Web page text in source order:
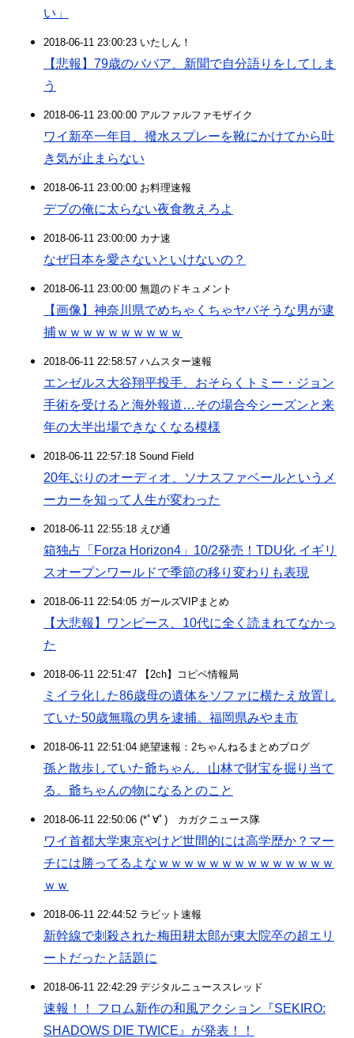
い」
2018-06-11 23:00:23 いたしん！
【悲報】79歳のババア、新聞で自分語りをしてしま
う
2018-06-11 23:00:00 アルファルファモザイク
ワイ新卒一年目、撥水スプレーを靴にかけてから吐
き気が止まらない
2018-06-11 23:00:00 お料理速報
デブの俺に太らない夜食教えろよ
2018-06-11 23:00:00 カナ速
なぜ日本を愛さないといけないの？
2018-06-11 23:00:00 無題のドキュメント
【画像】神奈川県でめちゃくちゃヤバそうな男が逮
捕ｗｗｗｗｗｗｗｗｗｗ
2018-06-11 22:58:57 ハムスター速報
エンゼルス大谷翔平投手、おそらくトミー・ジョン
手術を受けると海外報道…その場合今シーズンと来
年の大半出場できなくなる模様
2018-06-11 22:57:18 Sound Field
20年ぶりのオーディオ、ソナスファベールというメ
ーカーを知って人生が変わった
2018-06-11 22:55:18 えび通
箱独占「Forza Horizon4」10/2発売！TDU化 イギリ
スオープンワールドで季節の移り変わりも表現
2018-06-11 22:54:05 ガールズVIPまとめ
【大悲報】ワンピース、10代に全く読まれてなかっ
た
2018-06-11 22:51:47 【2ch】コピペ情報局
ミイラ化した86歳母の遺体をソファに横たえ放置し
ていた50歳無職の男を逮捕。福岡県みやま市
2018-06-11 22:51:04 絶望速報：2ちゃんねるまとめブログ
孫と散歩していた爺ちゃん、山林で財宝を掘り当て
る。爺ちゃんの物になるとのこと
2018-06-11 22:50:06 (*ﾟ∀ﾟ)ゞカガクニュース隊
ワイ首都大学東京やけど世間的には高学歴か？マー
チには勝ってるよなｗｗｗｗｗｗｗｗｗｗｗｗｗｗ
ｗｗ
2018-06-11 22:44:52 ラビット速報
新幹線で刺殺された梅田耕太郎が東大院卒の超エリ
ートだったと話題に
2018-06-11 22:42:29 デジタルニューススレッド
速報！！ フロム新作の和風アクション『SEKIRO:
SHADOWS DIE TWICE』が発表！！